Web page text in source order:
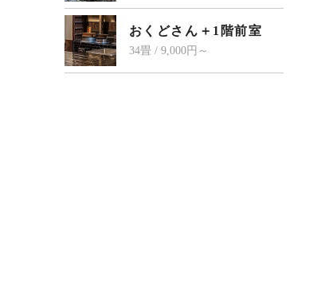
おくどさん＋1階前室
34畳 / 9,000円～